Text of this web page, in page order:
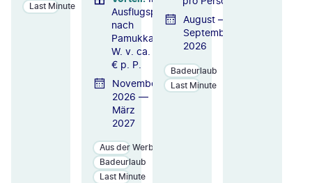
Last Minute
Ausflugspaket
nach
Pamukkale i.
W. v. ca. 149
€ p. P.
November
2026 —
März
2027
Aus der Werbung
Badeurlaub
Last Minute
August —
September
2026
Badeurlaub
Last Minute